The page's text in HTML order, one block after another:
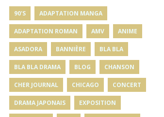
90'S ADAPTATION MANGA
ADAPTATION ROMAN AMV ANIME
ASADORA BANNIÈRE BLA BLA
BLA BLA DRAMA BLOG CHANSON
CHER JOURNAL CHICAGO CONCERT
DRAMA JAPONAIS EXPOSITION